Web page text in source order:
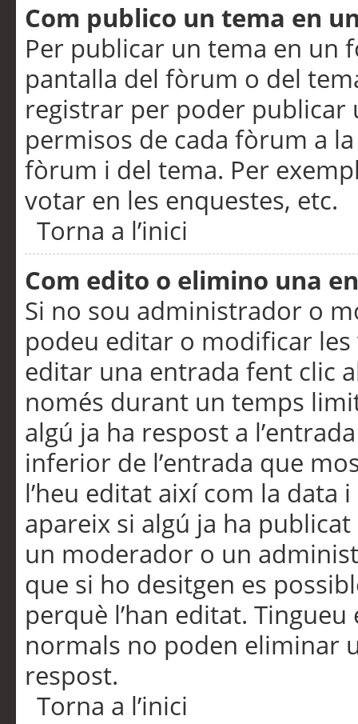
Com publico un tema en
Per publicar un tema en un
pantalla del fòrum o del
registrar per poder publicar
permisos de cada fòrum a
fòrum i del tema. Per
votar en les enquestes, etc.
Torna a l’inici
Com edito o elimino una
Si no sou administrador o
podeu editar o modificar
editar una entrada fent clic
només durant un temps
algú ja ha respost a
inferior de l’entrada que
l’heu editat així com la data
apareix si algú ja ha
un moderador o un
que si ho desitgen es
perquè l’han editat.
normals no poden eliminar
respost.
Torna a l’inici